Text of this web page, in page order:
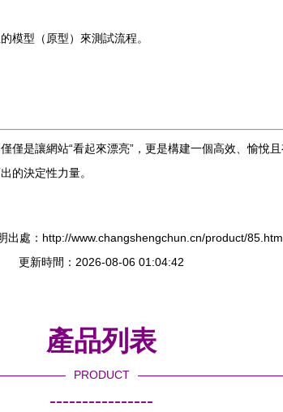
模型（原型）來測試流程。
是讓網站“看起來漂亮”，更是構建一個高效、愉悅
的決定性力量。
出處：http://www.changshengchun.cn/product/
更新時間：2026-08-06 01:04:42
產品列表
PRODUCT
----------------